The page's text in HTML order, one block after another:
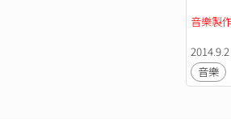
音樂製
2014.9.2
音樂